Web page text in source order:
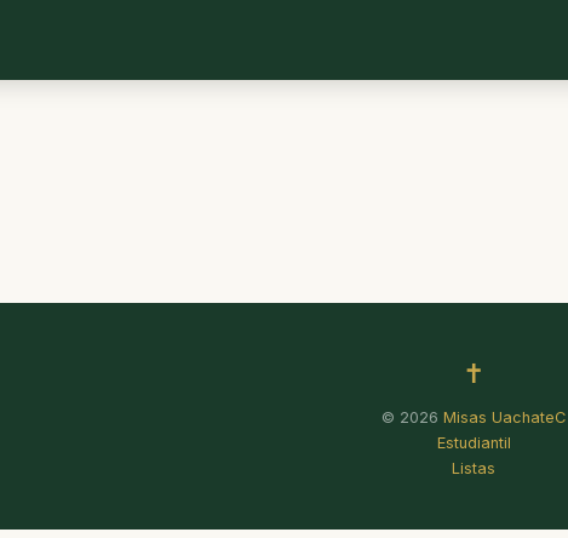
✝
© 2026 Misas UachateC
Estudiantil
Listas